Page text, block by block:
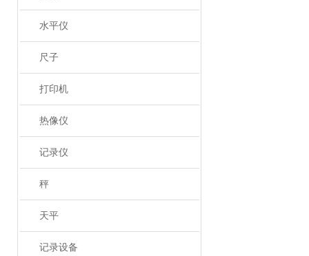
水平仪
尺子
打印机
热像仪
记录仪
秤
天平
记录设备